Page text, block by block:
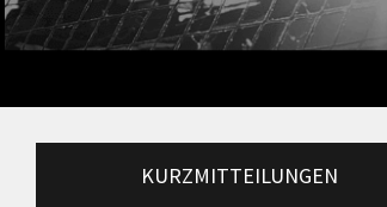
KURZMITTEILUNGEN